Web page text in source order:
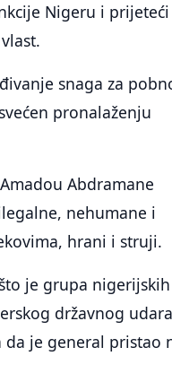
Nigeru i prijeteći
snaga za
pronalaženju
Abdramane
nehumane i
hrani i struji.
je grupa nigerijskih
državnog
je general pristao